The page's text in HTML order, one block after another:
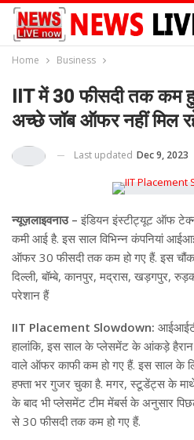
Home Business
IIT में 30 फीसदी तक कम
अच्छे जॉब ऑफर नहीं मिल
Last updated Dec 9, 2023
न्यूज़लाइवनाउ –इंडियन इंस्टीट्यूट ऑफ
कमी आई है. इस साल विभिन्न कंपनियां
ऑफर 30 फीसदी तक कम हो गए हैं. इस
दिल्ली, बॉम्बे, कानपुर, मद्रास, खड़गपुर,
परेशान हैं
IIT Placement Slowdown: आईआईटी
हालांकि, इस साल के प्लेसमेंट के आंकड़े
वाले ऑफर काफी कम हो गए हैं. इस साल के
हफ्ता भर गुजर चुका है. मगर, स्टूडेंट्स के माथे
के बाद भी प्लेसमेंट टीम मेंबर्स के अनुसार
से 30 फीसदी तक कम हो गए हैं.